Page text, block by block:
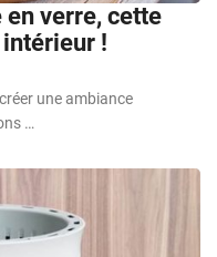
en verre, cette
!
une ambiance
…